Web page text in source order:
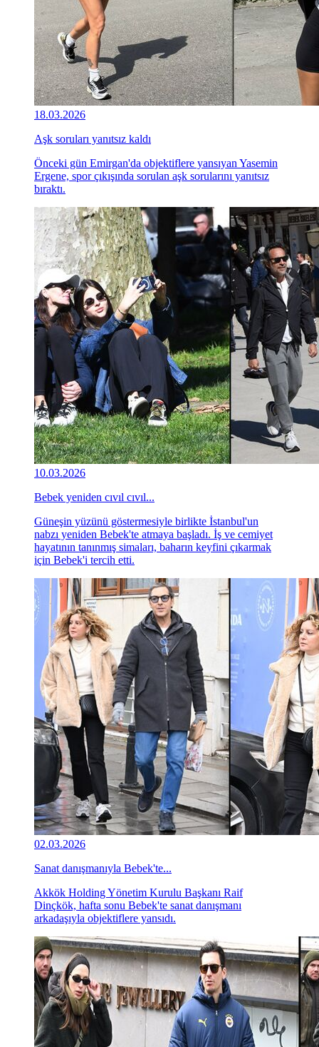
18.03.2026
Aşk soruları yanıtsız kaldı
Önceki gün Emirgan'da objektiflere yansıyan Yasemin
Ergene, spor çıkışında sorulan aşk sorularını yanıtsız
bıraktı.
10.03.2026
Bebek yeniden cıvıl cıvıl...
Güneşin yüzünü göstermesiyle birlikte İstanbul'un
nabzı yeniden Bebek'te atmaya başladı. İş ve cemiyet
hayatının tanınmış simaları, baharın keyfini çıkarmak
için Bebek'i tercih etti.
02.03.2026
Sanat danışmanıyla Bebek'te...
Akkök Holding Yönetim Kurulu Başkanı Raif
Dinçkök, hafta sonu Bebek'te sanat danışmanı
arkadaşıyla objektiflere yansıdı.